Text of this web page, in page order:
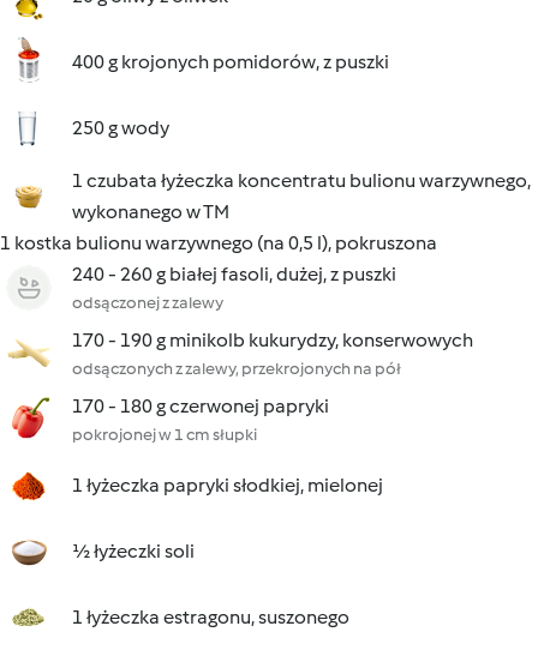
400 g krojonych pomidorów, z puszki
250 g wody
1 czubata łyżeczka koncentratu bulionu warzywnego,
wykonanego w TM
1 kostka bulionu warzywnego (na 0,5 l), pokruszona
240 - 260 g białej fasoli, dużej, z puszki
odsączonej z zalewy
170 - 190 g minikolb kukurydzy, konserwowych
odsączonych z zalewy, przekrojonych na pół
170 - 180 g czerwonej papryki
pokrojonej w 1 cm słupki
1 łyżeczka papryki słodkiej, mielonej
½ łyżeczki soli
1 łyżeczka estragonu, suszonego